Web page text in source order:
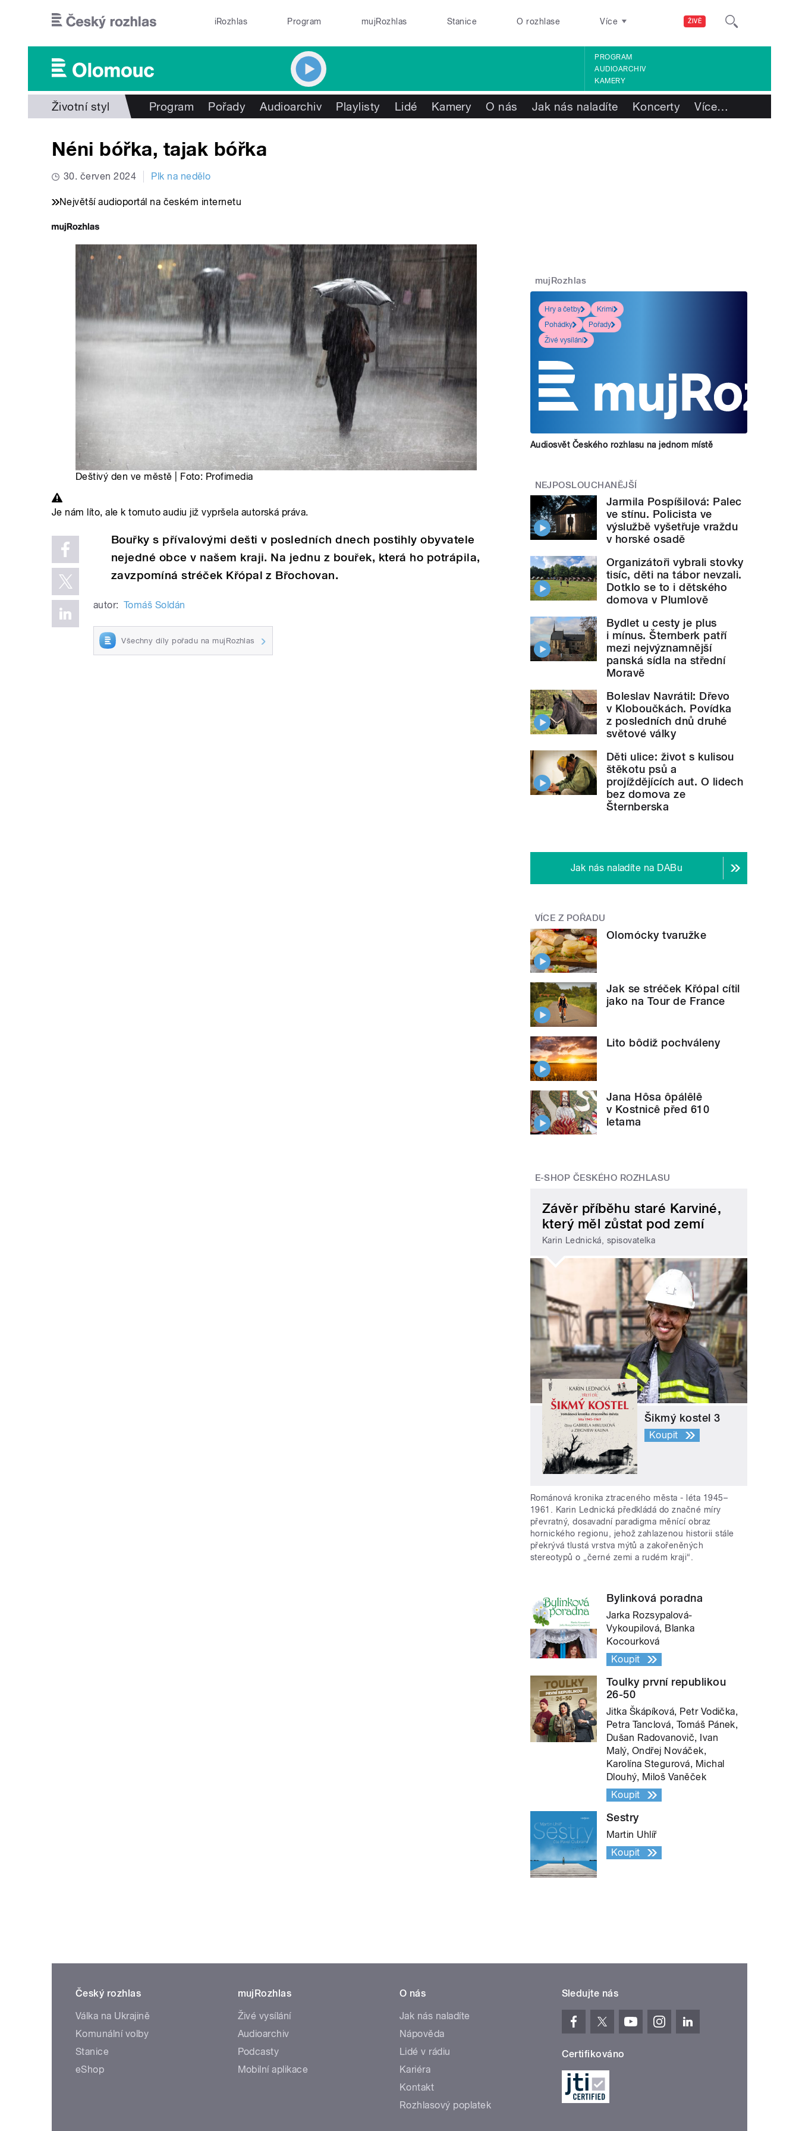
ŽIVĚ
iRozhlas Program mujRozhlas Stanice O rozhlase Více
PROGRAM
AUDIOARCHIV
KAMERY
Životní styl Program Pořady Audioarchiv Playlisty Lidé Kamery O nás Jak nás naladíte Koncerty Více…
Néni bóřka, tajak bóřka
30. červen 2024 Plk na nedělo
Největší audioportál na českém internetu
Deštivý den ve městě | Foto: Profimedia
Je nám líto, ale k tomuto audiu již vypršela autorská práva.
Bouřky s přívalovými dešti v posledních dnech postihly obyvatele
nejedné obce v našem kraji. Na jednu z bouřek, která ho potrápila,
zavzpomíná stréček Křópal z Břochovan.
autor: Tomáš Soldán
Všechny díly pořadu na mujRozhlas
mujRozhlas
Hry a četby
Krimi
Pohádky
Pořady
Živé vysílání
Audiosvět Českého rozhlasu na jednom místě
NEJPOSLOUCHANĚJŠÍ
Jarmila Pospíšilová: Palec
ve stínu. Policista ve
výslužbě vyšetřuje vraždu
v horské osadě
Organizátoři vybrali stovky
tisíc, děti na tábor nevzali.
Dotklo se to i dětského
domova v Plumlově
Bydlet u cesty je plus
i mínus. Šternberk patří
mezi nejvýznamnější
panská sídla na střední
Moravě
Boleslav Navrátil: Dřevo
v Kloboučkách. Povídka
z posledních dnů druhé
světové války
Děti ulice: život s kulisou
štěkotu psů a
projíždějících aut. O lidech
bez domova ze
Šternberska
Jak nás naladíte na DABu
VÍCE Z POŘADU
Olomócky tvaružke
Jak se stréček Křópal cítil
jako na Tour de France
Lito bôdiž pochváleny
Jana Hôsa ôpálêlê
v Kostnicê před 610
letama
E-SHOP ČESKÉHO ROZHLASU
Závěr příběhu staré Karviné,
který měl zůstat pod zemí
Karin Lednická, spisovatelka
Šikmý kostel 3
Koupit
Románová kronika ztraceného města - léta 1945–
1961. Karin Lednická předkládá do značné míry
převratný, dosavadní paradigma měnící obraz
hornického regionu, jehož zahlazenou historii stále
překrývá tlustá vrstva mýtů a zakořeněných
stereotypů o „černé zemi a rudém kraji“.
Bylinková poradna
Jarka Rozsypalová-
Vykoupilová, Blanka
Kocourková
Koupit
Toulky první republikou
26-50
Jitka Škápíková, Petr Vodička,
Petra Tanclová, Tomáš Pánek,
Dušan Radovanovič, Ivan
Malý, Ondřej Nováček,
Karolína Stegurová, Michal
Dlouhý, Miloš Vaněček
Koupit
Sestry
Martin Uhlíř
Koupit
Český rozhlas
Válka na Ukrajině
Komunální volby
Stanice
eShop
mujRozhlas
Živé vysílání
Audioarchiv
Podcasty
Mobilní aplikace
O nás
Jak nás naladíte
Nápověda
Lidé v rádiu
Kariéra
Kontakt
Rozhlasový poplatek
Sledujte nás
Certifikováno